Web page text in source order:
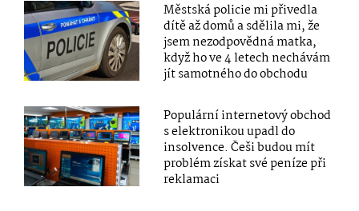
Městská policie mi přivedla
dítě až domů a sdělila mi, že
jsem nezodpovědná matka,
když ho ve 4 letech nechávám
jít samotného do obchodu
Populární internetový obchod
s elektronikou upadl do
insolvence. Češi budou mít
problém získat své peníze při
reklamaci